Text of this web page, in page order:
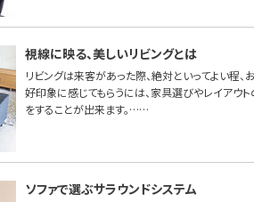
視線に映る、美しいリビングとは
リビングは来客があった際、絶対といってよい程、
好印象に感じてもらうには、家具選びやレイアウ
をすることが出来ます。……
ソファで選ぶサラウンドシステム